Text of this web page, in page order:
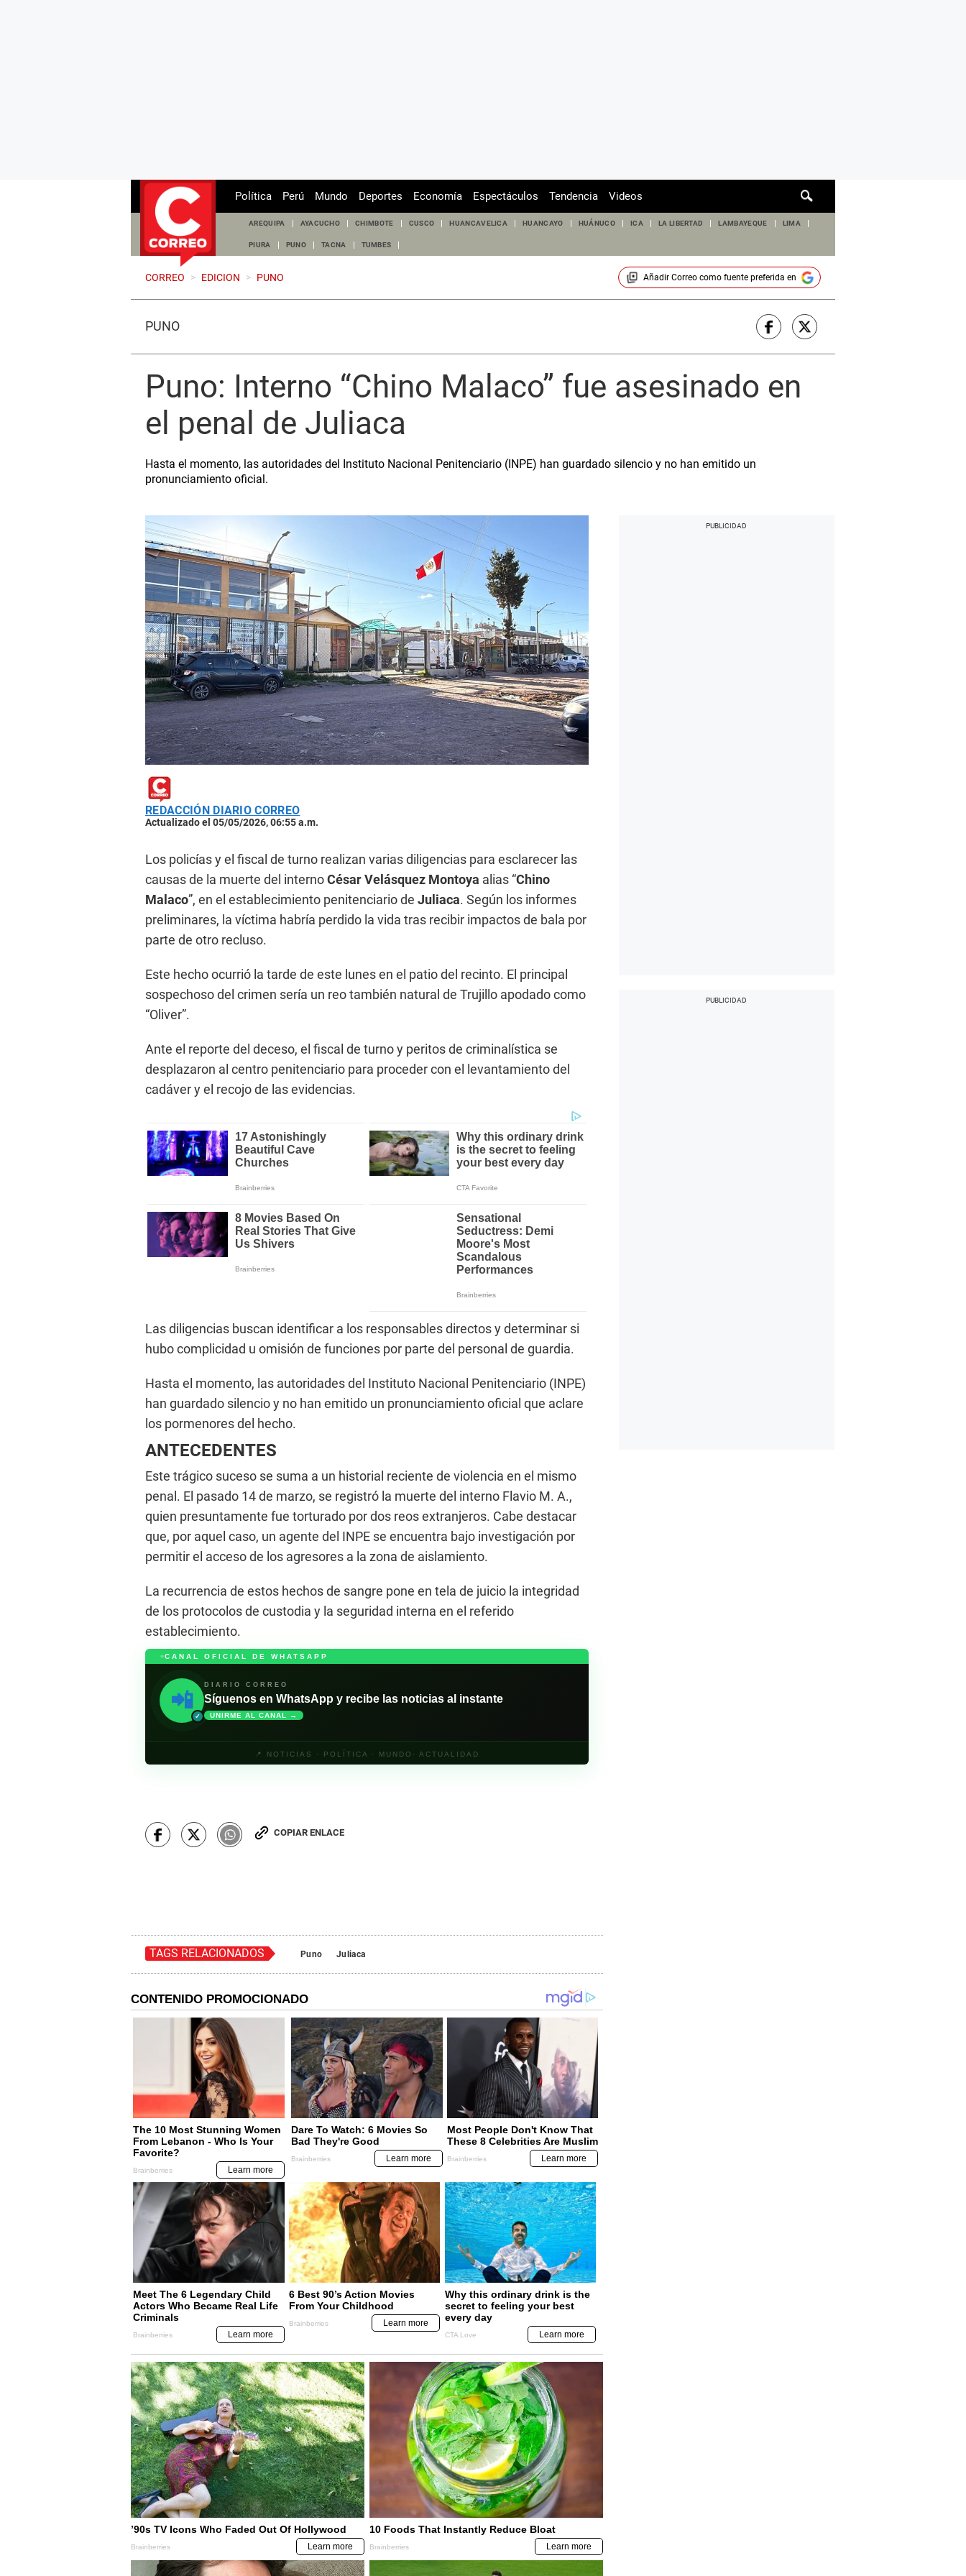
de
Política Perú Mundo Deportes Economía Espectáculos Tendencia Videos
AREQUIPA AYACUCHO CHIMBOTE CUSCO HUANCAVELICA HUANCAYO HUÁNUCO ICA LA LIBERTAD LAMBAYEQUE LIMA
PIURA PUNO TACNA TUMBES
CORREO > EDICION > PUNO Añadir Correocomo fuente preferida en
PUNO
Puno: Interno “Chino Malaco” fue asesinado en
el penal de Juliaca
Hasta el momento, las autoridades del Instituto Nacional Penitenciario (INPE) han guardado silencio y no han emitido un
pronunciamiento oficial.
REDACCIÓN DIARIO CORREO
Actualizado el 05/05/2026, 06:55 a.m.
Los policías y el fiscal de turno realizan varias diligencias para esclarecer las
causas de la muerte del internoCésar Velásquez Montoya alias “Chino
Malaco”, en el establecimiento penitenciario de Juliaca. Según los informes
preliminares, la víctima habría perdido la vida tras recibir impactos de bala por
parte de otro recluso.
Este hecho ocurrió la tarde de este lunes en el patio del recinto. El principal
sospechoso del crimen sería un reo también natural de Trujillo apodado como
“Oliver”.
Ante el reporte del deceso, el fiscal de turno y peritos de criminalística se
desplazaron al centro penitenciario para proceder con el levantamiento del
cadáver y el recojo de las evidencias.
Las diligencias buscan identificar a los responsables directos y determinar si
hubo complicidad u omisión de funciones por parte del personal de guardia.
Hasta el momento, las autoridades del Instituto Nacional Penitenciario (INPE)
han guardado silencio y no han emitido un pronunciamiento oficial que aclare
los pormenores del hecho.
ANTECEDENTES
Este trágico suceso se suma a un historial reciente de violencia en el mismo
penal. El pasado 14 de marzo, se registró la muerte del interno Flavio M. A.,
quien presuntamente fue torturado por dos reos extranjeros. Cabe destacar
que, por aquel caso, un agente del INPE se encuentra bajo investigación por
permitir el acceso de los agresores a la zona de aislamiento.
La recurrencia de estos hechos de sangre pone en tela de juicio la integridad
de los protocolos de custodia y la seguridad interna en el referido
establecimiento.
CANAL OFICIAL DE WHATSAPP
📲
✓
DIARIO CORREO
Síguenos en WhatsApp y recibe las noticias al instante
UNIRME AL CANAL →
📍 NOTICIAS · POLÍTICA · MUNDO· ACTUALIDAD
COPIAR ENLACE
TAGS RELACIONADOS Puno Juliaca